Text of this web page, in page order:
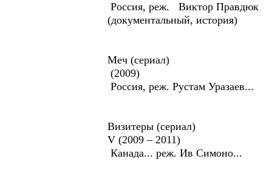
Россия, реж. Виктор Правдюк
(документальный, история)
Меч (сериал)
(2009)
Россия, реж. Рустам Уразаев...
Визитеры (сериал)
V (2009 – 2011)
Канада... реж. Ив Симоно...